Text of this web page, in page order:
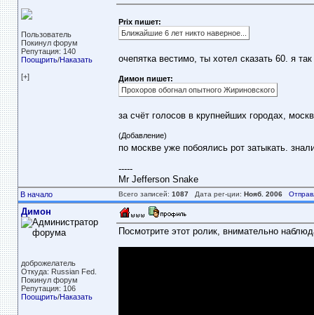
Пользователь
Покинул форум
Репутация: 140
Поощрить/Наказать
[+]
Prix пишет:
Ближайшие 6 лет никто наверное...
очепятка вестимо, ты хотел сказать 60. я
Димон пишет:
Прохоров обогнал опытного Жириновского
за счёт голосов в крупнейших городах,
(Добавление)
по москве уже побоялись рот затыкать.
-----
Mr Jefferson Snake
В начало Всего записей: 1087Дата рег-ции: Нояб. 2006
Димон
доброжелатель
Откуда: Russian Fed.
Покинул форум
Репутация: 106
Поощрить/Наказать
Посмотрите этот ролик, внимательно